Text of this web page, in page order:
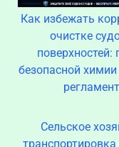
Как избежать
очистке
поверхностей:
безопасной
Сельское